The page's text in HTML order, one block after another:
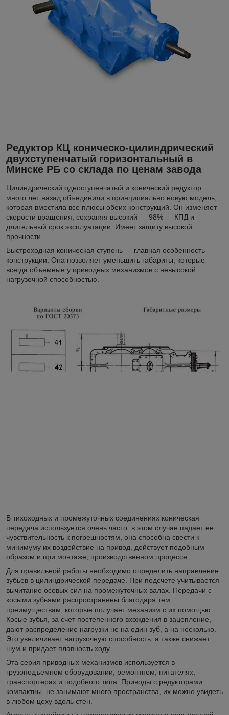
Редуктор КЦ коническо-цилиндрический
двухступенчатый горизонтальный в
Минске РБ со склада по ценам завода
Цилиндрический одноступенчатый и конический редуктор
много лет назад объединили в принципиально новую модель,
которая вместила все плюсы обеих конструкций. Он изменяет
скорости вращения, сохраняя высокий — 98% — КПД и
длительный срок эксплуатации. Имеет защиту высокой
прочности.
Быстроходная коническая ступень — главная особенность
конструкции. Она позволяет уменьшить габариты, которые
всегда объемные у приводных механизмов с невысокой
нагрузочной способностью.
В тихоходных и промежуточных соединениях коническая
передача используется очень часто: в этом случае падает ее
чувствительность к погрешностям, она способна свести к
минимуму их воздействие на привод, действует подобным
образом и при монтаже, производственном процессе.
Для правильной работы необходимо определить направление
зубьев в цилиндрической передаче. При подсчете учитывается
вычитание осевых сил на промежуточных валах. Передачи с
косыми зубьями распространены благодаря тем
преимуществам, которые получает механизм с их помощью.
Косые зубья, за счет постепенного вхождения в зацепление,
дают распределение нагрузки не на один зуб, а на несколько.
Это увеличивает нагрузочную способность, а также снижает
шум и придает плавность ходу.
Эта серия приводных механизмов используется в
грузоподъемном оборудовании, ремонтном, питателях,
транспортерах и подобного типа. Приводы с редукторами
компактны, не занимают много пространства, их можно увидеть
в любом цеху вдоль стен.